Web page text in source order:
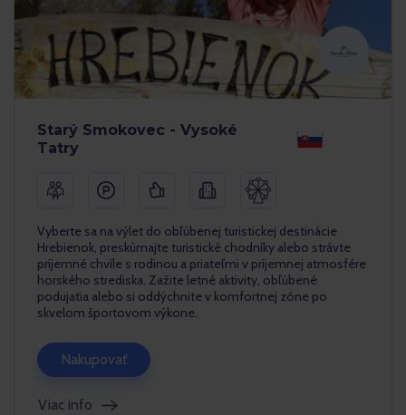
Starý Smokovec - Vysoké
Tatry
Vyberte sa na výlet do obľúbenej turistickej destinácie
Hrebienok, preskúmajte turistické chodníky alebo strávte
príjemné chvíle s rodinou a priateľmi v príjemnej atmosfére
horského strediska. Zažite letné aktivity, obľúbené
podujatia alebo si oddýchnite v komfortnej zóne po
skvelom športovom výkone.
Nakupovať
Viac info